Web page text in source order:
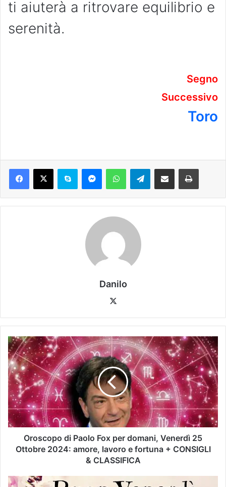
ti aiuterà a ritrovare equilibrio e
serenità.
Segno
Successivo
Toro
Danilo
Oroscopo di Paolo Fox per domani, Venerdì 25
Ottobre 2024: amore, lavoro e fortuna + CONSIGLI
& CLASSIFICA